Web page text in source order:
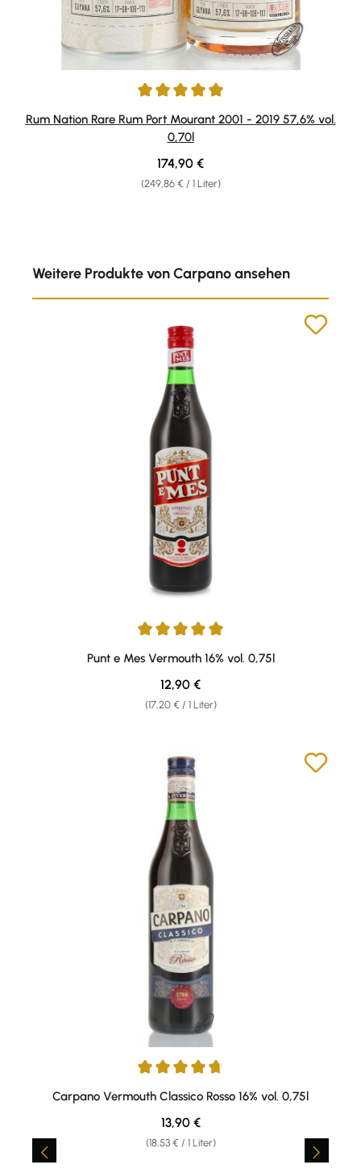
Rum Nation Rare Rum Port Mourant 2001 - 2019 57,6% vol.
0,70l
(249,86 € / 1 Liter)
Regulärer Preis:
174,90 €
Weitere Produkte von Carpano ansehen
Durchschnittliche Bewertung von 4.9 von 5 Sternen
Punt e Mes Vermouth 16% vol. 0,75l
(17,20 € / 1 Liter)
Regulärer Preis:
12,90 €
Durchschnittliche Bewertung von 4.86 von 5 Sternen
Carpano Vermouth Classico Rosso 16% vol. 0,75l
(18,53 € / 1 Liter)
Regulärer Preis:
13,90 €